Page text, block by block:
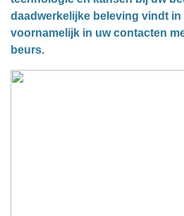
daadwerkelijke beleving vindt in
voornamelijk in uw contacten
beurs.